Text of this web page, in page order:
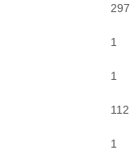
297
1
1
112
1